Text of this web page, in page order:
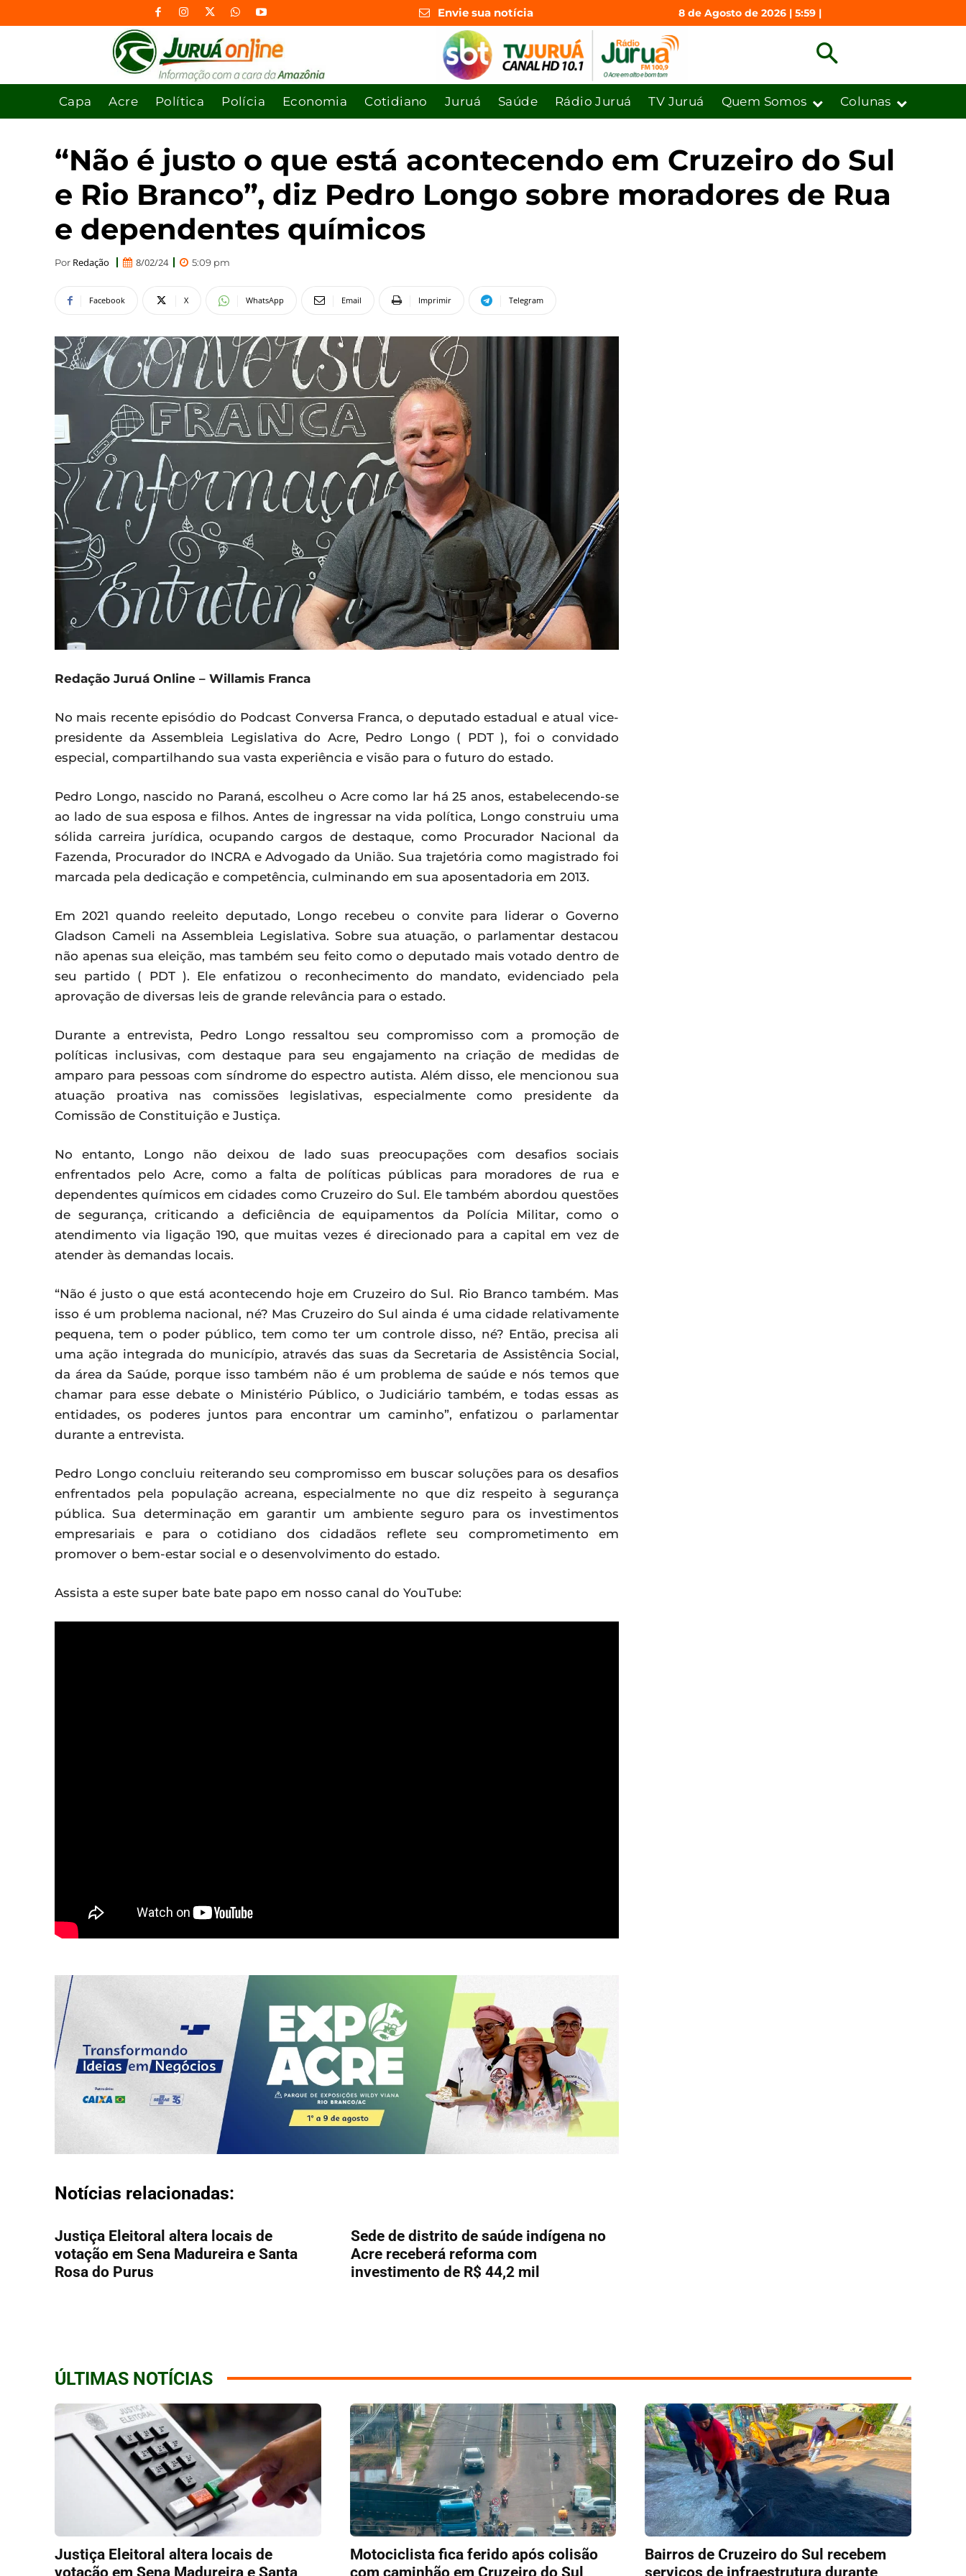
Envie sua notícia 8 de Agosto de 2026 | 5:59 |
Capa Acre Política Polícia Economia Cotidiano Juruá Saúde Rádio Juruá TV Juruá Quem Somos Colunas
“Não é justo o que está acontecendo em Cruzeiro do Sul
e Rio Branco”, diz Pedro Longo sobre moradores de Rua
e dependentes químicos
Por Redação 8/02/24 5:09 pm
Facebook X WhatsApp Email Imprimir Telegram
Redação Juruá Online – Willamis Franca
No mais recente episódio do Podcast Conversa Franca, o deputado estadual e atual vice-
presidente da Assembleia Legislativa do Acre, Pedro Longo ( PDT ), foi o convidado
especial, compartilhando sua vasta experiência e visão para o futuro do estado.
Pedro Longo, nascido no Paraná, escolheu o Acre como lar há 25 anos, estabelecendo-se
ao lado de sua esposa e filhos. Antes de ingressar na vida política, Longo construiu uma
sólida carreira jurídica, ocupando cargos de destaque, como Procurador Nacional da
Fazenda, Procurador do INCRA e Advogado da União. Sua trajetória como magistrado foi
marcada pela dedicação e competência, culminando em sua aposentadoria em 2013.
Em 2021 quando reeleito deputado, Longo recebeu o convite para liderar o Governo
Gladson Cameli na Assembleia Legislativa. Sobre sua atuação, o parlamentar destacou
não apenas sua eleição, mas também seu feito como o deputado mais votado dentro de
seu partido ( PDT ). Ele enfatizou o reconhecimento do mandato, evidenciado pela
aprovação de diversas leis de grande relevância para o estado.
Durante a entrevista, Pedro Longo ressaltou seu compromisso com a promoção de
políticas inclusivas, com destaque para seu engajamento na criação de medidas de
amparo para pessoas com síndrome do espectro autista. Além disso, ele mencionou sua
atuação proativa nas comissões legislativas, especialmente como presidente da
Comissão de Constituição e Justiça.
No entanto, Longo não deixou de lado suas preocupações com desafios sociais
enfrentados pelo Acre, como a falta de políticas públicas para moradores de rua e
dependentes químicos em cidades como Cruzeiro do Sul. Ele também abordou questões
de segurança, criticando a deficiência de equipamentos da Polícia Militar, como o
atendimento via ligação 190, que muitas vezes é direcionado para a capital em vez de
atender às demandas locais.
“Não é justo o que está acontecendo hoje em Cruzeiro do Sul. Rio Branco também. Mas
isso é um problema nacional, né? Mas Cruzeiro do Sul ainda é uma cidade relativamente
pequena, tem o poder público, tem como ter um controle disso, né? Então, precisa ali
uma ação integrada do município, através das suas da Secretaria de Assistência Social,
da área da Saúde, porque isso também não é um problema de saúde e nós temos que
chamar para esse debate o Ministério Público, o Judiciário também, e todas essas as
entidades, os poderes juntos para encontrar um caminho”, enfatizou o parlamentar
durante a entrevista.
Pedro Longo concluiu reiterando seu compromisso em buscar soluções para os desafios
enfrentados pela população acreana, especialmente no que diz respeito à segurança
pública. Sua determinação em garantir um ambiente seguro para os investimentos
empresariais e para o cotidiano dos cidadãos reflete seu comprometimento em
promover o bem-estar social e o desenvolvimento do estado.
Assista a este super bate bate papo em nosso canal do YouTube:
Notícias relacionadas:
Justiça Eleitoral altera locais de
votação em Sena Madureira e Santa
Rosa do Purus
Sede de distrito de saúde indígena no
Acre receberá reforma com
investimento de R$ 44,2 mil
ÚLTIMAS NOTÍCIAS
Justiça Eleitoral altera locais de
votação em Sena Madureira e Santa
Motociclista fica ferido após colisão
com caminhão em Cruzeiro do Sul
Bairros de Cruzeiro do Sul recebem
serviços de infraestrutura durante